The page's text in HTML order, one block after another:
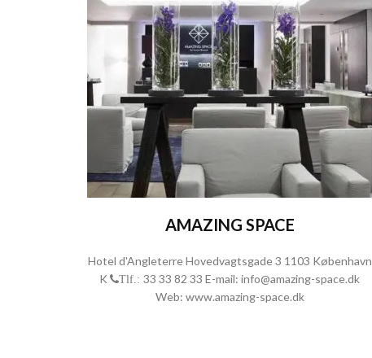
AMAZING SPACE
Hotel d'Angleterre Hovedvagtsgade 3 1103 København
K
Tlf.: 33 33 82 33 E-mail: info@amazing-space.dk
Web: www.amazing-space.dk